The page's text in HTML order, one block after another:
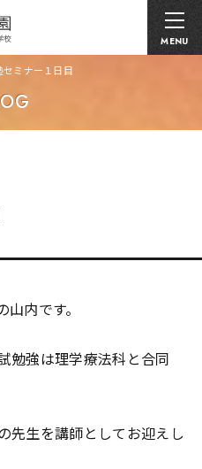
MENU
セミナー１日目
内です。
勉強は理学療法科と合同
先生を講師としてお迎えし